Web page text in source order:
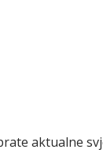
aktualne